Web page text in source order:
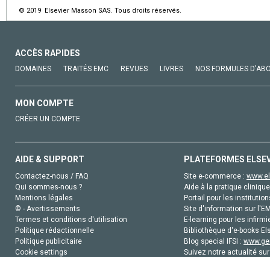
© 2019 Elsevier Masson SAS. Tous droits réservés.
ACCÈS RAPIDES
DOMAINES TRAITÉS EMC REVUES LIVRES NOS FORMULES
MON COMPTE
CRÉER UN COMPTE
AIDE & SUPPORT
Contactez-nous / FAQ
Qui sommes-nous ?
Mentions légales
© - Avertissements
Termes et conditions d'utilisation
Politique rédactionnelle
Politique publicitaire
Cookie settings
PLATEFORMES
Site e-commerce :
Aide à la pratique
Portail pour les
Site d'information sur
E-learning pour les
Bibliothèque d'e-books
Blog special IFSI :
Suivez notre actualité